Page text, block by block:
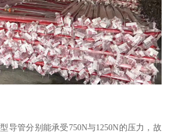
导管分别能承受750N与1250N的压力，故